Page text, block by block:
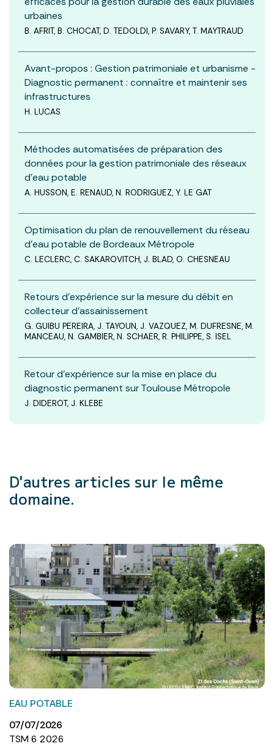
urbaines
B. AFRIT, B. CHOCAT, D. TEDOLDI, P. SAVARY, T. MAYTRAUD
Avant-propos : Gestion patrimoniale et urbanisme -
Diagnostic permanent : connaître et maintenir ses
infrastructures
H. LUCAS
Méthodes automatisées de préparation des
données pour la gestion patrimoniale des réseaux
d’eau potable
A. HUSSON, E. RENAUD, N. RODRIGUEZ, Y. LE GAT
Optimisation du plan de renouvellement du réseau
d’eau potable de Bordeaux Métropole
C. LECLERC, C. SAKAROVITCH, J. BLAD, O. CHESNEAU
Retours d’expérience sur la mesure du débit en
collecteur d’assainissement
G. GUIBU PEREIRA, J. TAYOUN, J. VAZQUEZ, M. DUFRESNE, M.
MANCEAU, N. GAMBIER, N. SCHAER, R. PHILIPPE, S. ISEL
Retour d’expérience sur la mise en place du
diagnostic permanent sur Toulouse Métropole
J. DIDEROT, J. KLEBE
D'autres articles sur le même
domaine.
EAU POTABLE
07/07/2026
TSM 6 2026